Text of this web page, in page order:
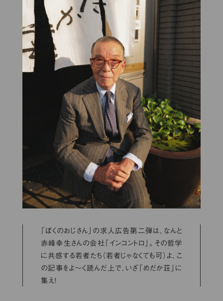
「ぼくのおじさん」の求人広告第二弾は、なんと
赤峰幸生さんの会社「インコントロ」。その哲学
に共感する若者たち（若者じゃなくても可）よ、こ
の記事をよ〜く読んだ上で、いざ「めだか荘」に
集え！